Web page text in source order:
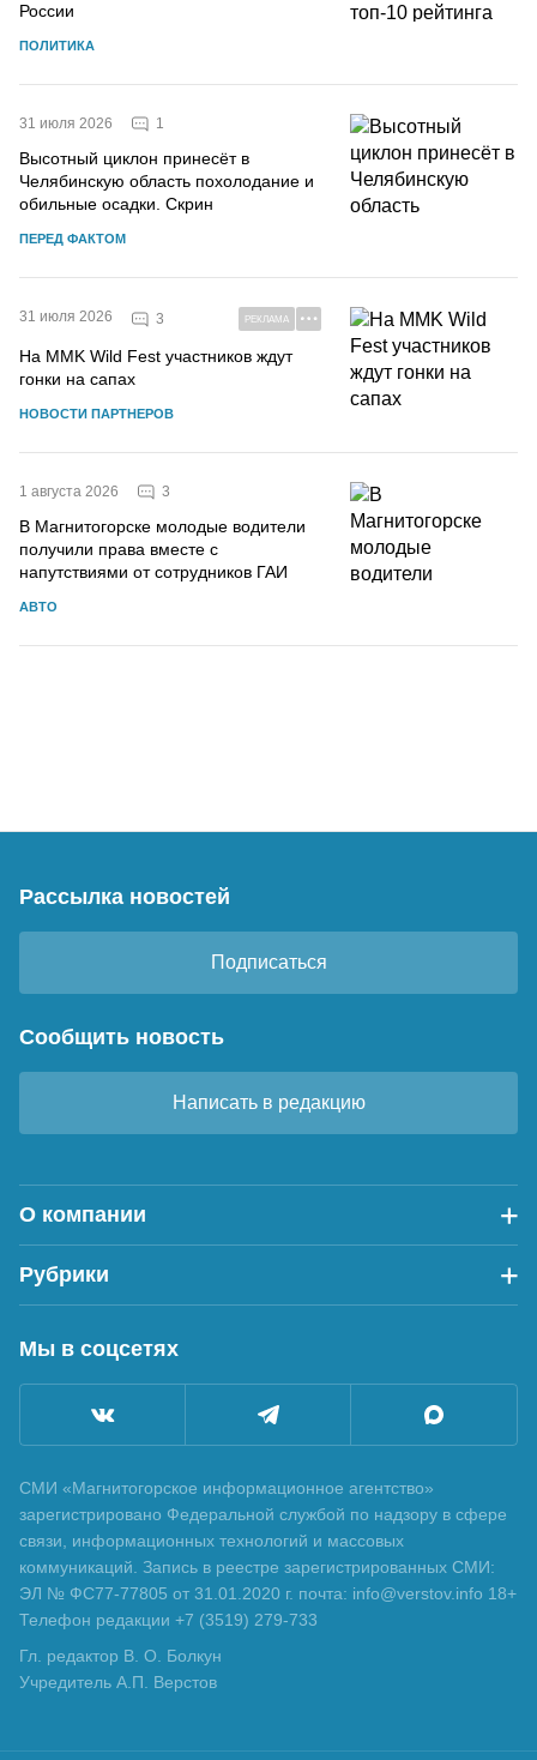
России
ПОЛИТИКА
31 июля 2026 1
Высотный циклон принесёт в
Челябинскую область похолодание и
обильные осадки. Скрин
ПЕРЕД ФАКТОМ
31 июля 2026 3 РЕКЛАМА
На MMK Wild Fest участников ждут
гонки на сапах
НОВОСТИ ПАРТНЕРОВ
1 августа 2026 3
В Магнитогорске молодые водители
получили права вместе с
напутствиями от сотрудников ГАИ
АВТО
Рассылка новостей
Подписаться
Сообщить новость
Написать в редакцию
О компании
Рубрики
Мы в соцсетях
СМИ «Магнитогорское информационное агентство»
зарегистрировано Федеральной службой по надзору в сфере
связи, информационных технологий и массовых
коммуникаций. Запись в реестре зарегистрированных СМИ:
ЭЛ № ФС77-77805 от 31.01.2020 г. почта: info@verstov.info 18+
Телефон редакции +7 (3519) 279-733
Гл. редактор В. О. Болкун
Учредитель А.П. Верстов